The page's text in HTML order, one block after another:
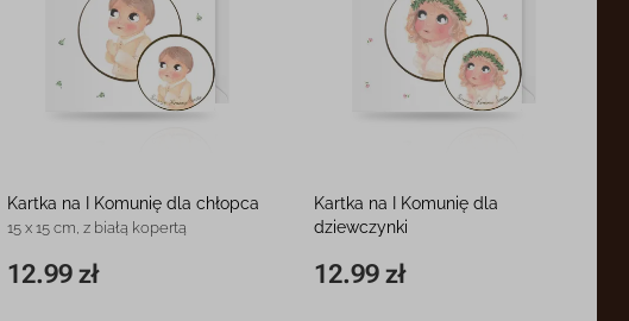
Kartka na I Komunię dla chłopca
15 x 15 cm, z białą kopertą
12.99 zł
15 x 15 cm
Kartka na I Komunię dla
dziewczynki
12.99 zł
15 x 15 cm